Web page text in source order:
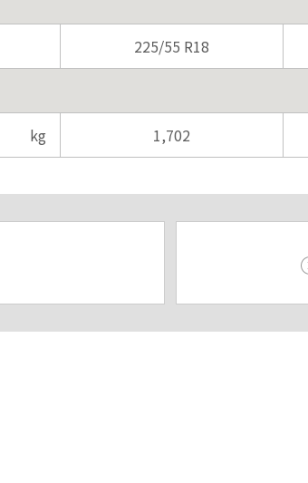
225/55 R18
kg 1,702